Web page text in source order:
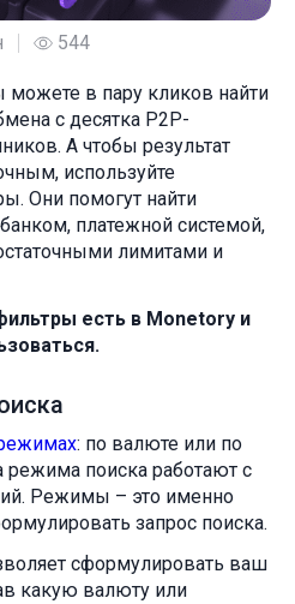
544
можете в пару кликов найти
с десятка P2P-
А чтобы результат
используйте
Они помогут найти
платежной системой,
лимитами и
есть в Monetory и
: по валюте или по
режима поиска работают с
Режимы – это именно
запрос поиска.
сформулировать ваш
какую валюту или